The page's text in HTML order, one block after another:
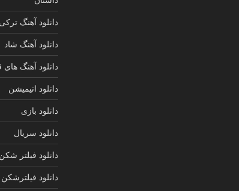
دانلود آهنگ
دانلود آهنگ شاد
دانلود آهنگ
دانلود انیمیشن
دانلود بازی
دانلود سریال
دانلود فیلتر
دانلود فیلترشکن